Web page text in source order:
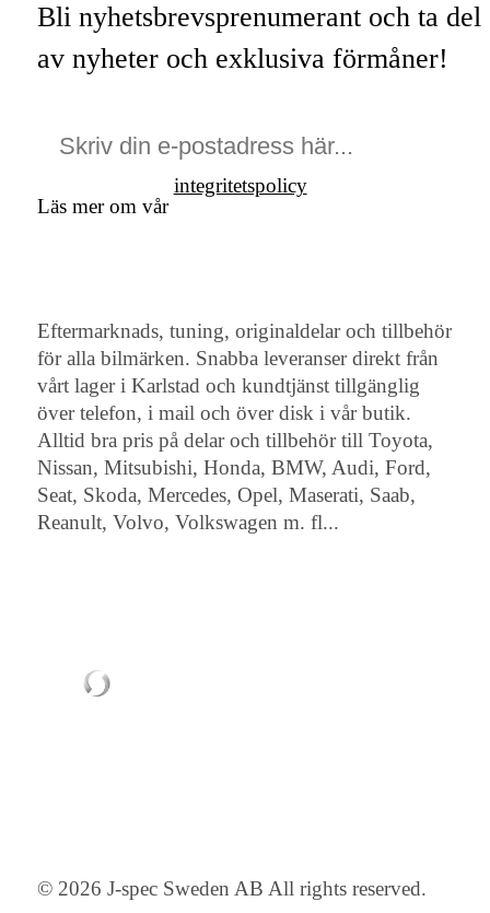
Bli nyhetsbrevsprenumerant och ta del
av nyheter och exklusiva förmåner!
Läs mer om vår
integritetspolicy
Eftermarknads, tuning, originaldelar och tillbehör
för alla bilmärken. Snabba leveranser direkt från
vårt lager i Karlstad och kundtjänst tillgänglig
över telefon, i mail och över disk i vår butik.
Alltid bra pris på delar och tillbehör till Toyota,
Nissan, Mitsubishi, Honda, BMW, Audi, Ford,
Seat, Skoda, Mercedes, Opel, Maserati, Saab,
Reanult, Volvo, Volkswagen m. fl...
© 2026 J-spec Sweden AB All rights reserved.